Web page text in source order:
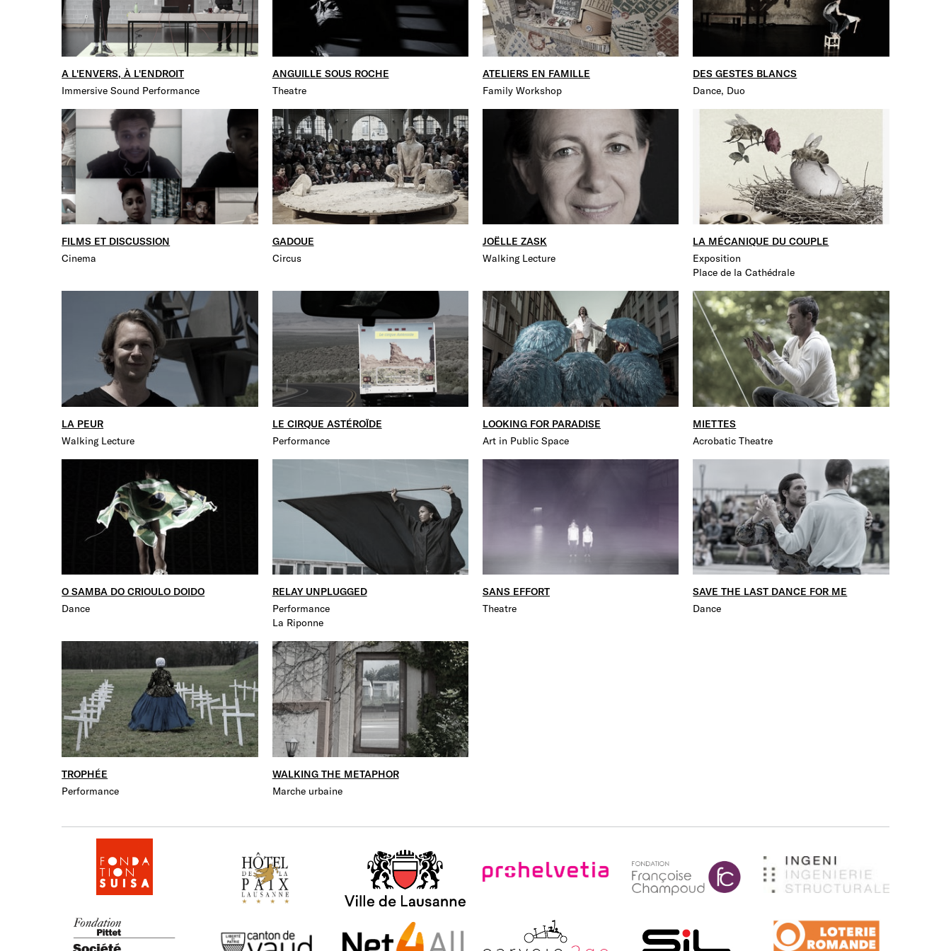
A L'ENVERS, À L'ENDROIT
Immersive Sound Performance
ANGUILLE SOUS ROCHE
Theatre
ATELIERS EN FAMILLE
Family Workshop
DES GESTES BLANCS
Dance, Duo
FILMS ET DISCUSSION
Cinema
GADOUE
Circus
JOËLLE ZASK
Walking Lecture
LA MÉCANIQUE DU COUPLE
Exposition
Place de la Cathédrale
LA PEUR
Walking Lecture
LE CIRQUE ASTÉROÏDE
Performance
LOOKING FOR PARADISE
Art in Public Space
MIETTES
Acrobatic Theatre
O SAMBA DO CRIOULO DOIDO
Dance
RELAY UNPLUGGED
Performance
La Riponne
SANS EFFORT
Theatre
SAVE THE LAST DANCE FOR ME
Dance
TROPHÉE
Performance
WALKING THE METAPHOR
Marche urbaine